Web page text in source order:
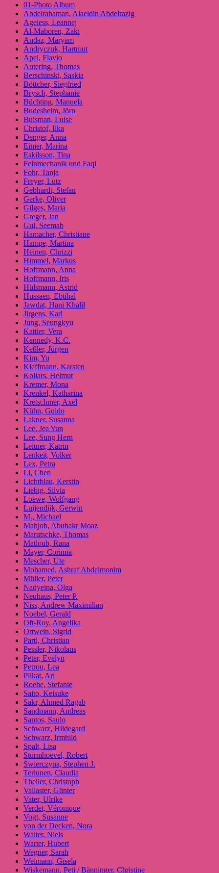
01-Photo Album
Abdelrahaman, Alaeldin Abdelrazig
Ageless, Leannej
Al-Maboren, Zaki
Andaz, Maryam
Andryczuk, Hartmut
Apel, Flavio
Autering, Thomas
Berschinski, Saskia
Böttcher, Siegfried
Brysch, Stephanie
Büchting, Manuela
Budesheim, Jörn
Buisman, Luise
Christof, Ilka
Denger, Anna
Eimer, Marina
Eskilsson, Tina
Feinmechanik und Faqi
Fohr, Tanja
Freyer, Lutz
Gebhardt, Stefan
Gerke, Oliver
Gilges, Maria
Greger, Jan
Gul, Seemab
Hamacher, Christiane
Hampe, Martina
Heinen, Chrizzi
Himmel, Markus
Hoffmann, Anna
Hoffmann, Iris
Hülsmann, Astrid
Hussaen, Ebtihal
Jawdat, Hani Khalil
Jirgens, Karl
Jung, Seungkyu
Kattler, Vera
Kennedy, K.C.
Keßler, Jürgen
Kim, Yu
Kleffmann, Karsten
Kollars, Helmut
Kremer, Mona
Krenkel, Katharina
Kretschmer, Axel
Kühn, Guido
Lakner, Susanna
Lee, Jea Yun
Lee, Sung Hern
Leitner, Katrin
Lenkeit, Volker
Lex, Petra
Li, Chen
Lichtblau, Kerstin
Liebig, Silvia
Loewe, Wolfgang
Luijendijk, Gerwin
M., Michael
Mahjob, Abubakr Moaz
Marutschke, Thomas
Matloub, Rana
Mayer, Corinna
Mescher, Ute
Mohamed, Ashraf Abdelmonim
Müller, Peter
Nadyeina, Olga
Neuhaus, Peter P.
Niss, Andrew Maximilian
Noebel, Gerald
Oft-Roy, Angelika
Ortwein, Sigrid
Partl, Christian
Pessler, Nikolaus
Peter, Evelyn
Petrou, Lea
Plikat, Ari
Roehe, Stefanie
Saito, Keisuke
Sakr, Ahmed Ragab
Sandmann, Andreas
Santos, Saulo
Schwarz, Hildegard
Schwarz, Irmhild
Spalt, Lisa
Sturmhoevel, Robert
Swierczyna, Stephen J.
Terlunen, Claudia
Theiler, Christoph
Vallaster, Günter
Vater, Ulrike
Verdet, Véronique
Vogt, Susanne
von der Decken, Nora
Walter, Niels
Warter, Hubert
Wegner, Sarah
Weimann, Gisela
Wiskemann, Peti / Bänninger, Christine